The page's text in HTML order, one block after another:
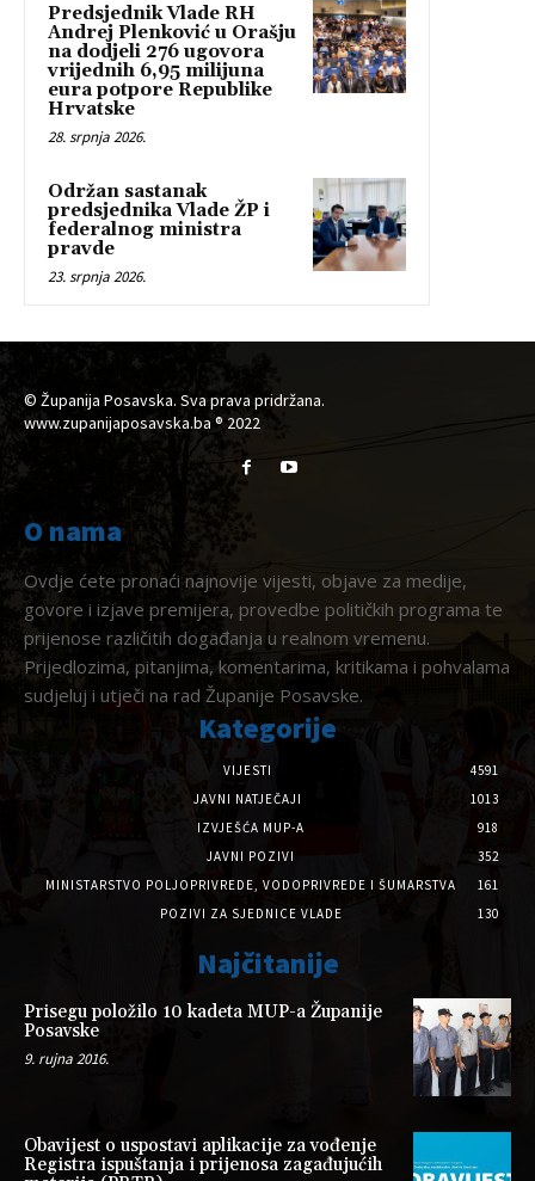
Predsjednik Vlade RH
Andrej Plenković u Orašju
na dodjeli 276 ugovora
vrijednih 6,95 milijuna
eura potpore Republike
Hrvatske
28. srpnja 2026.
Održan sastanak
predsjednika Vlade ŽP i
federalnog ministra
pravde
23. srpnja 2026.
© Županija Posavska. Sva prava pridržana.
www.zupanijaposavska.ba ® 2022
O nama
Ovdje ćete pronaći najnovije vijesti, objave za medije,
govore i izjave premijera, provedbe političkih programa te
prijenose različitih događanja u realnom vremenu.
Prijedlozima, pitanjima, komentarima, kritikama i pohvalama
sudjeluj i utječi na rad Županije Posavske.
Kategorije
VIJESTI
4591
JAVNI NATJEČAJI
1013
IZVJEŠĆA MUP-A
918
JAVNI POZIVI
352
MINISTARSTVO POLJOPRIVREDE, VODOPRIVREDE I ŠUMARSTVA
161
POZIVI ZA SJEDNICE VLADE
130
Najčitanije
Prisegu položilo 10 kadeta MUP-a Županije
Posavske
9. rujna 2016.
Obavijest o uspostavi aplikacije za vođenje
Registra ispuštanja i prijenosa zagađujućih